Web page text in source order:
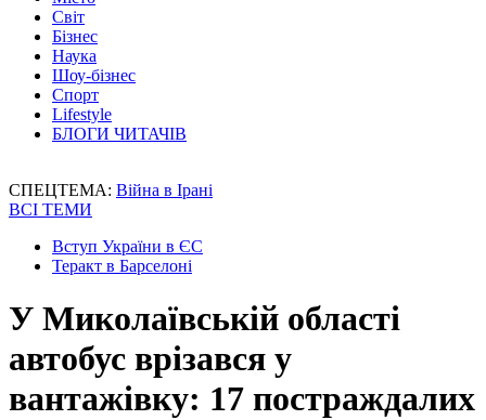
Світ
Бізнес
Наука
Шоу-бізнес
Спорт
Lifestyle
БЛОГИ ЧИТАЧІВ
СПЕЦТЕМА: Війна в Ірані
ВСІ ТЕМИ
Вступ України в ЄС
Теракт в Барселоні
У Миколаївській області
автобус врізався у
вантажівку: 17 постраждалих